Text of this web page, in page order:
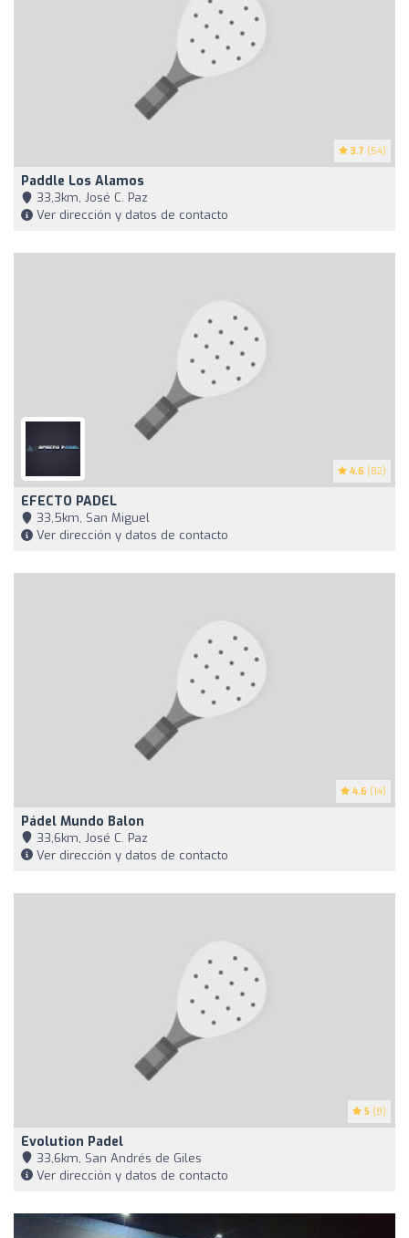
3.7 (54)
Paddle Los Alamos
33,3km, José C. Paz
Ver dirección y datos de contacto
4.6 (82)
EFECTO PADEL
33,5km, San Miguel
Ver dirección y datos de contacto
4.6 (14)
Pádel Mundo Balon
33,6km, José C. Paz
Ver dirección y datos de contacto
5 (8)
Evolution Padel
33,6km, San Andrés de Giles
Ver dirección y datos de contacto